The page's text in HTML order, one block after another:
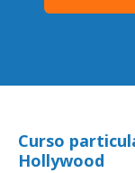
Curso
Hollywood